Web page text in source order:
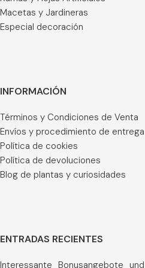
Macetas y Jardineras
Especial decoración
INFORMACIÓN
Términos y Condiciones de Venta
Envíos y procedimiento de entrega
Política de cookies
Política de devoluciones
Blog de plantas y curiosidades
ENTRADAS RECIENTES